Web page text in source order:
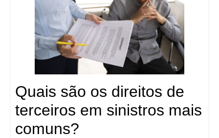
Quais são os direitos de
terceiros em sinistros mais
comuns?